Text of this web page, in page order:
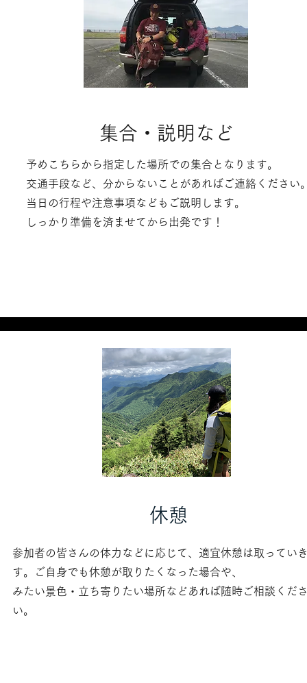
​集合・説明など
予めこちらから指定した場所での集合となります。
交通手段など、分からないことがあればご連絡ください
​当日の行程や注意事項などもご説明します。
​しっかり準備を済ませてから出発です！
​休憩
参加者の皆さんの体力などに応じて、 適宜休憩は取ってい
す。ご自身でも休憩が取りたくなった場合や、
みたい景色・立ち寄りたい場所などあれば随時ご相談くだ
い。